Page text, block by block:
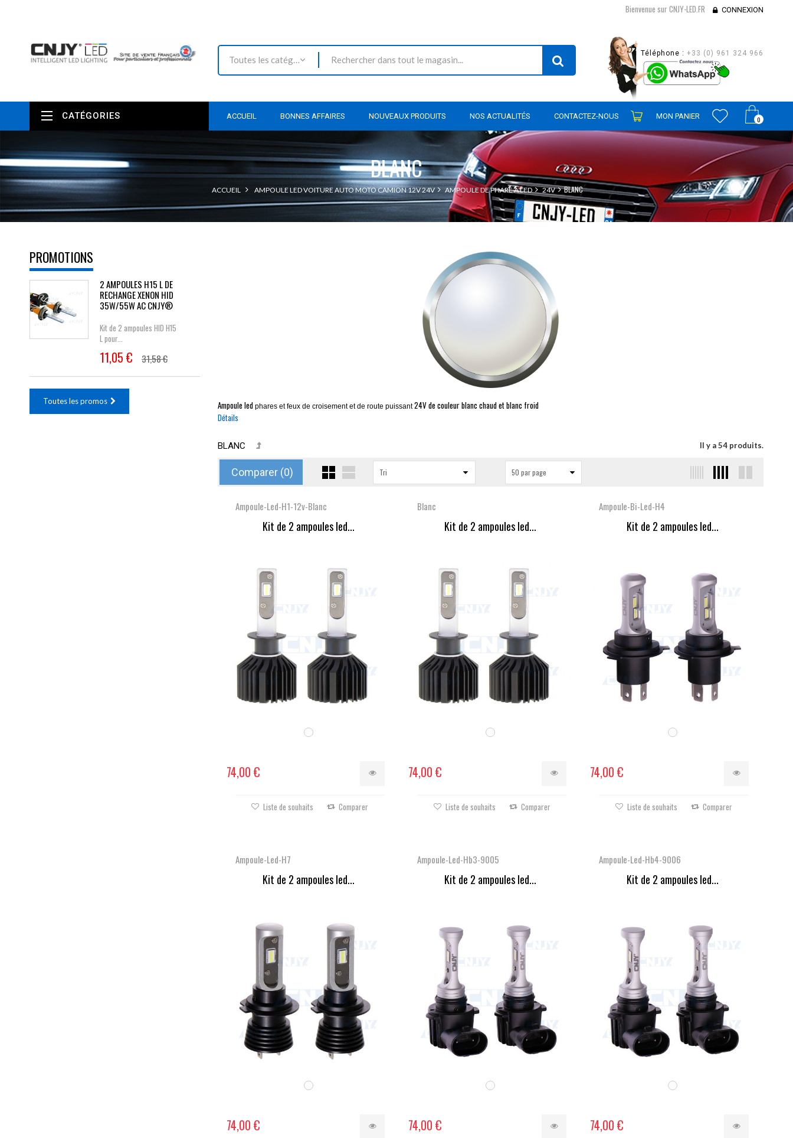
Bienvenue sur CNJY-LED.FR CONNEXION
Toutes les catégories
Téléphone : +33 (0) 961 324 966
0
ACCUEIL BONNES AFFAIRES NOUVEAUX PRODUITS NOS ACTUALITÉS CONTACTEZ-NOUS MON PANIER
CATÉGORIES
BLANC
ACCUEIL AMPOULE LED VOITURE AUTO MOTO CAMION 12V 24V AMPOULE DE PHARE A LED 24V BLANC
PROMOTIONS
2 AMPOULES H15 L DE
RECHANGE XENON HID
35W/55W AC CNJY®
Kit de 2 ampoules HID H15
L pour...
11,05 € 31,58 €
Toutes les promos Ampoule led phares et feux de croisement et de route puissant24V de couleur blanc chaud et blanc froid
Détails
BLANC Il y a 54 produits.
Comparer (0) Tri 50 par page
Ampoule-Led-H1-12v-Blanc
Kit de 2 ampoules led...
74,00 €
Liste de souhaits Comparer
Blanc
Kit de 2 ampoules led...
74,00 €
Liste de souhaits Comparer
Ampoule-Bi-Led-H4
Kit de 2 ampoules led...
74,00 €
Liste de souhaits Comparer
Ampoule-Led-H7
Kit de 2 ampoules led...
74,00 €
Ampoule-Led-Hb3-9005
Kit de 2 ampoules led...
74,00 €
Ampoule-Led-Hb4-9006
Kit de 2 ampoules led...
74,00 €